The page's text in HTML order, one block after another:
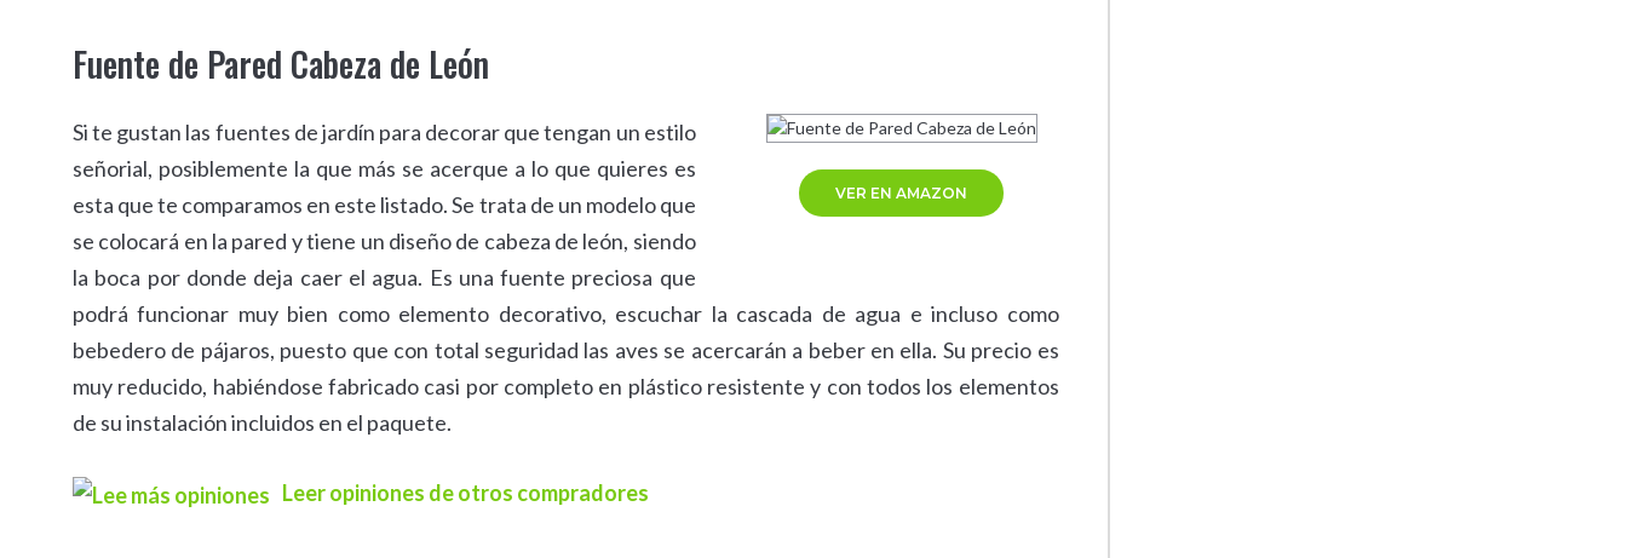
Fuente de Pared Cabeza de León
VER EN AMAZON
Si te gustan las fuentes de jardín para decorar que tengan un estilo
señorial, posiblemente la que más se acerque a lo que quieres es
esta que te comparamos en este listado. Se trata de un modelo que
se colocará en la pared y tiene un diseño de cabeza de león, siendo
la boca por donde deja caer el agua. Es una fuente preciosa que
podrá funcionar muy bien como elemento decorativo, escuchar la cascada de agua e incluso como
bebedero de pájaros, puesto que con total seguridad las aves se acercarán a beber en ella. Su precio es
muy reducido, habiéndose fabricado casi por completo en plástico resistente y con todos los elementos
de su instalación incluidos en el paquete.
Leer opiniones de otros compradores